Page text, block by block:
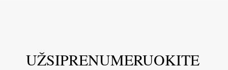
UŽSIPRENUMERUOKITE